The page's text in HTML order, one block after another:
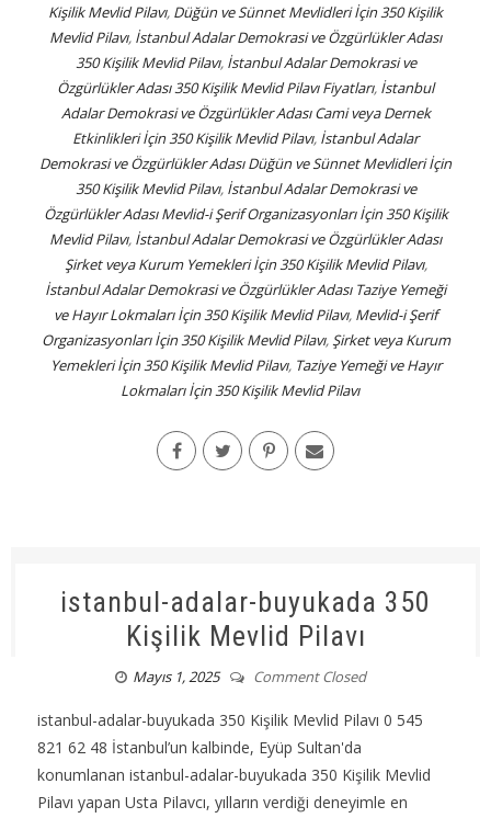
Kişilik Mevlid Pilavı, Düğün ve Sünnet Mevlidleri İçin 350 Kişilik
Mevlid Pilavı, İstanbul Adalar Demokrasi ve Özgürlükler Adası
350 Kişilik Mevlid Pilavı, İstanbul Adalar Demokrasi ve
Özgürlükler Adası 350 Kişilik Mevlid Pilavı Fiyatları, İstanbul
Adalar Demokrasi ve Özgürlükler Adası Cami veya Dernek
Etkinlikleri İçin 350 Kişilik Mevlid Pilavı, İstanbul Adalar
Demokrasi ve Özgürlükler Adası Düğün ve Sünnet Mevlidleri İçin
350 Kişilik Mevlid Pilavı, İstanbul Adalar Demokrasi ve
Özgürlükler Adası Mevlid-i Şerif Organizasyonları İçin 350 Kişilik
Mevlid Pilavı, İstanbul Adalar Demokrasi ve Özgürlükler Adası
Şirket veya Kurum Yemekleri İçin 350 Kişilik Mevlid Pilavı,
İstanbul Adalar Demokrasi ve Özgürlükler Adası Taziye Yemeği
ve Hayır Lokmaları İçin 350 Kişilik Mevlid Pilavı, Mevlid-i Şerif
Organizasyonları İçin 350 Kişilik Mevlid Pilavı,Şirket veya Kurum
Yemekleri İçin 350 Kişilik Mevlid Pilavı, Taziye Yemeği ve Hayır
Lokmaları İçin 350 Kişilik Mevlid Pilavı
istanbul-adalar-buyukada 350
Kişilik Mevlid Pilavı
Mayıs 1, 2025 Comment Closed
istanbul-adalar-buyukada 350 Kişilik Mevlid Pilavı 0 545
821 62 48 İstanbul’un kalbinde, Eyüp Sultan'da
konumlanan istanbul-adalar-buyukada 350 Kişilik Mevlid
Pilavı yapan Usta Pilavcı, yılların verdiği deneyimle en